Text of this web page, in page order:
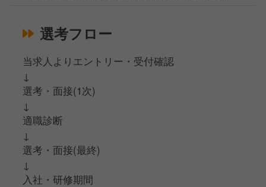
選考フロー
当求人よりエントリー・受付確認
↓
選考・面接(1次)
↓
適職診断
↓
選考・面接(最終)
↓
入社・研修期間